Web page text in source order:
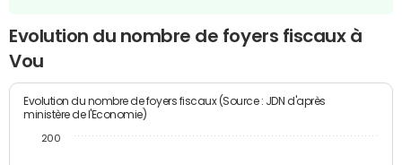
Evolution du nombre de foyers fiscaux à
Vou
Evolution du nombre de foyers fiscaux (Source : JDN d'après
ministère de l'Economie)
200